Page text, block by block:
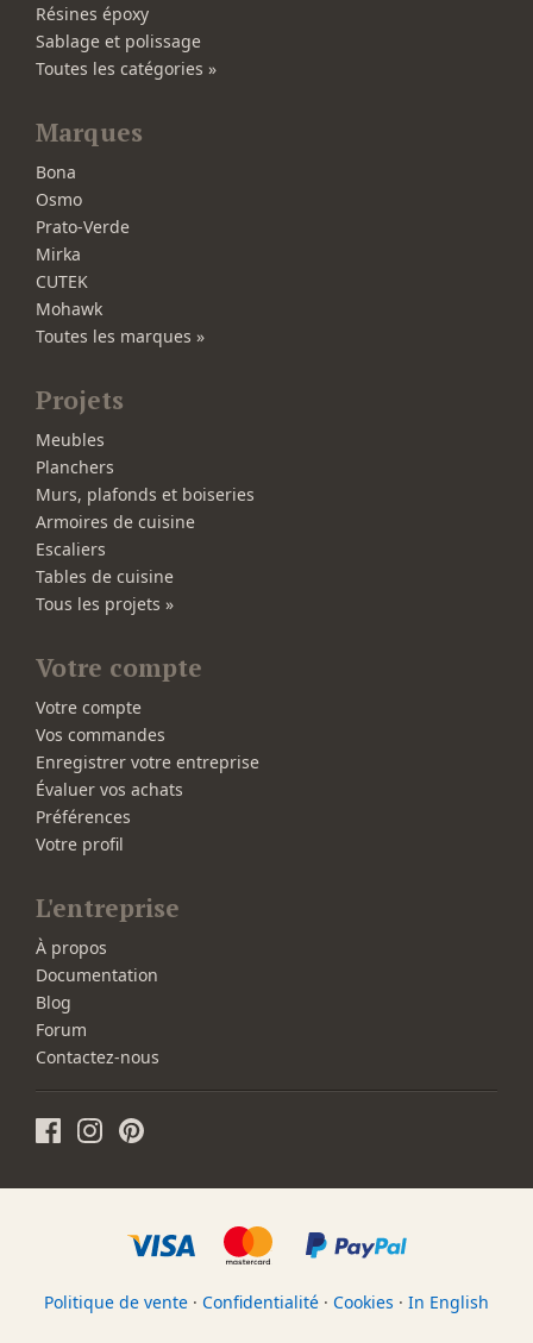
Résines époxy
Sablage et polissage
Toutes les catégories »
Marques
Bona
Osmo
Prato-Verde
Mirka
CUTEK
Mohawk
Toutes les marques »
Projets
Meubles
Planchers
Murs, plafonds et boiseries
Armoires de cuisine
Escaliers
Tables de cuisine
Tous les projets »
Votre compte
Votre compte
Vos commandes
Enregistrer votre entreprise
Évaluer vos achats
Préférences
Votre profil
L'entreprise
À propos
Documentation
Blog
Forum
Contactez-nous
Politique de vente · Confidentialité · Cookies · In English